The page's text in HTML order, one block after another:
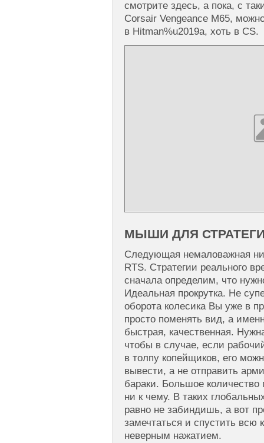
смотрите здесь, а пока, с
Corsair Vengeance M65,
в Hitman%u2019а, хоть в CS.
МЫШИ ДЛЯ
Следующая немаловажная
RTS. Стратегии реального
сначала определим, что
Идеальная прокрутка. Не
оборота колесика Вы уже в
просто поменять вид, а
быстрая, качественная.
чтобы в случае, если
в толпу копейщиков, его
вывести, а не отправить
бараки. Большое
ни к чему. В таких
равно не забиндишь, а вот
замечтаться и спустить всю
неверным нажатием.